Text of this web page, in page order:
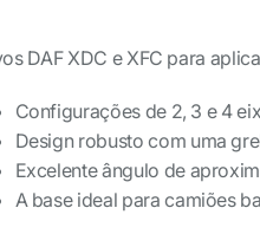
DAF XDC e XFC para
Configurações de 2, 3 e 4
Design robusto com uma
Excelente ângulo de
A base ideal para camiões